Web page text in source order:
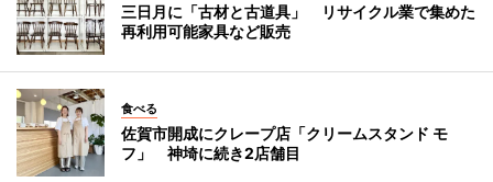
三日月に「古材と古道具」 リサイクル業で集めた
再利用可能家具など販売
食べる
佐賀市開成にクレープ店「クリームスタンド モ
フ」 神埼に続き2店舗目